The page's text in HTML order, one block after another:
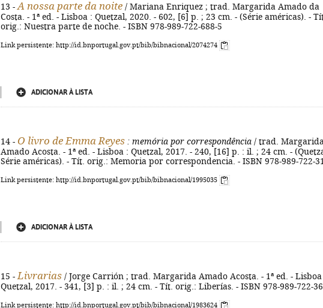
13 - A nossa parte da noite / Mariana Enriquez ; trad. Margarida Amado da
Costa. - 1ª ed. - Lisboa : Quetzal, 2020. - 602, [6] p. ; 23 cm. - (Série américas). -
orig.: Nuestra parte de noche. - ISBN 978-989-722-688-5
Link persistente: http://id.bnportugal.gov.pt/bib/bibnacional/2074274
ADICIONAR À LISTA
14 - O livro de Emma Reyes : memória por correspondência / trad. Margarida
Amado Acosta. - 1ª ed. - Lisboa : Quetzal, 2017. - 240, [16] p. : il. ; 24 cm. -
Série américas). - Tít. orig.: Memoria por correspondencia. - ISBN 978-989-722-
Link persistente: http://id.bnportugal.gov.pt/bib/bibnacional/1995035
ADICIONAR À LISTA
15 - Livrarias / Jorge Carrión ; trad. Margarida Amado Acosta. - 1ª ed. - Lisboa
Quetzal, 2017. - 341, [3] p. : il. ; 24 cm. - Tít. orig.: Liberías. - ISBN 978-989-722-
Link persistente: http://id.bnportugal.gov.pt/bib/bibnacional/1983624